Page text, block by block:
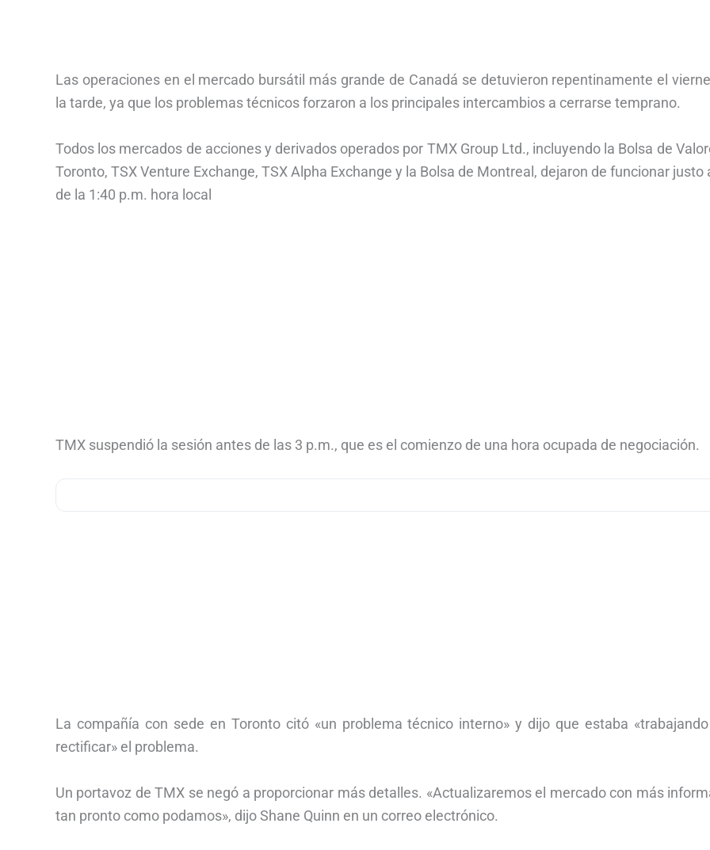
Las operaciones en el mercado bursátil más grande de Canadá se detuvieron repentinamente el
la tarde, ya que los problemas técnicos forzaron a los principales intercambios a cerrarse temprano.
Todos los mercados de acciones y derivados operados por TMX Group Ltd., incluyendo la Bolsa de
Toronto, TSX Venture Exchange, TSX Alpha Exchange y la Bolsa de Montreal, dejaron de funcionar justo
de la 1:40 p.m. hora local
TMX suspendió la sesión antes de las 3 p.m., que es el comienzo de una hora ocupada de negociación.
La compañía con sede en Toronto citó «un problema técnico interno» y dijo que estaba
rectificar» el problema.
Un portavoz de TMX se negó a proporcionar más detalles. «Actualizaremos el mercado con más
tan pronto como podamos», dijo Shane Quinn en un correo electrónico.